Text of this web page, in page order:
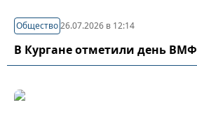
Общество26.07.2026 в 12:14
В Кургане отметили день ВМФ